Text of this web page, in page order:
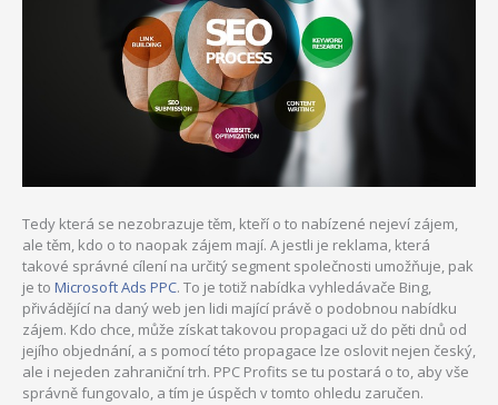
Tedy která se nezobrazuje těm, kteří o to nabízené nejeví zájem,
ale těm, kdo o to naopak zájem mají. A jestli je reklama, která
takové správné cílení na určitý segment společnosti umožňuje, pak
je to Microsoft Ads PPC. To je totiž nabídka vyhledávače Bing,
přivádějící na daný web jen lidi mající právě o podobnou nabídku
zájem. Kdo chce, může získat takovou propagaci už do pěti dnů od
jejího objednání, a s pomocí této propagace lze oslovit nejen český,
ale i nejeden zahraniční trh. PPC Profits se tu postará o to, aby vše
správně fungovalo, a tím je úspěch v tomto ohledu zaručen.